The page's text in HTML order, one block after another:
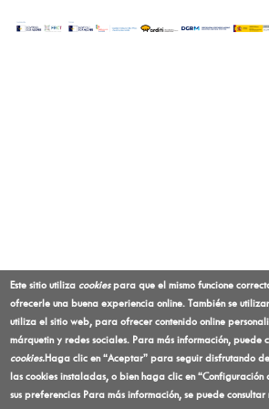
Este sitio utiliza cookiespara que el mismo funcione
ofrecerle una buena experiencia online. También se
utiliza el sitio web, para ofrecer contenido online
márquetin y redes sociales. Para más información, puede
cookies.Haga clic en “Aceptar” para seguir disfrutando
las cookies instaladas, o bien haga clic en “Configuración
sus preferencias Para más información, se puede consultar